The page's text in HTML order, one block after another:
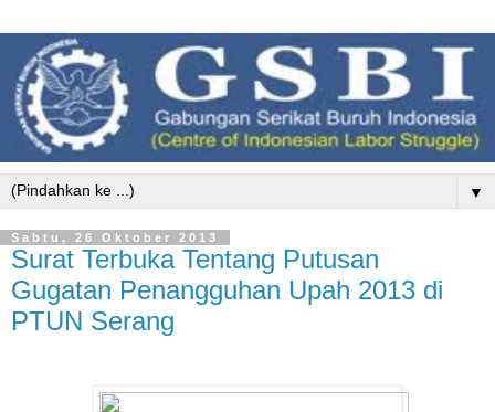
▼
Sabtu, 26 Oktober 2013
Surat Terbuka Tentang Putusan
Gugatan Penangguhan Upah 2013 di
PTUN Serang